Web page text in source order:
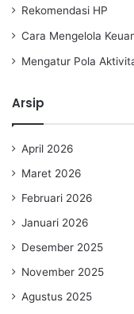
Rekomendasi HP
Cara Mengelola
Mengatur Pola
Arsip
April 2026
Maret 2026
Februari 2026
Januari 2026
Desember 2025
November 2025
Agustus 2025